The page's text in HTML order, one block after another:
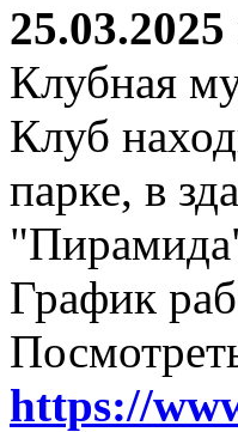
Клубная
Клуб
парке, в
График
https://